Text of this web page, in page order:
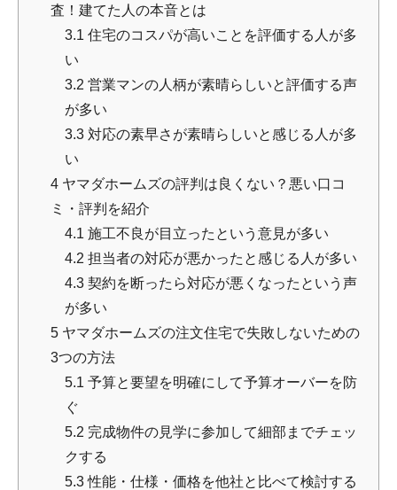
査！建てた人の本音とは
3.1 住宅のコスパが高いことを評価する人が多
い
3.2 営業マンの人柄が素晴らしいと評価する声
が多い
3.3 対応の素早さが素晴らしいと感じる人が多
い
4 ヤマダホームズの評判は良くない？悪い口コ
ミ・評判を紹介
4.1 施工不良が目立ったという意見が多い
4.2 担当者の対応が悪かったと感じる人が多い
4.3 契約を断ったら対応が悪くなったという声
が多い
5 ヤマダホームズの注文住宅で失敗しないための
3つの方法
5.1 予算と要望を明確にして予算オーバーを防
ぐ
5.2 完成物件の見学に参加して細部までチェッ
クする
5.3性能・仕様・価格を他社と比べて検討する